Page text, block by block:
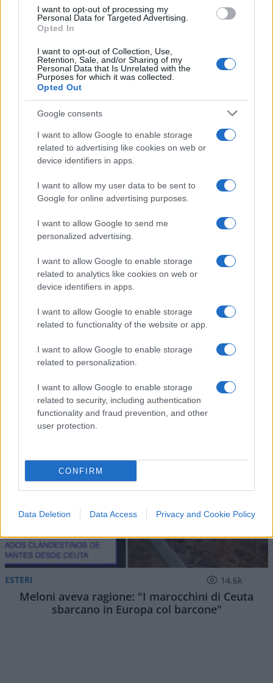
I want to opt-out of processing my
Personal Data for Targeted Advertising.
Opted In
I want to opt-out of Collection, Use,
Retention, Sale, and/or Sharing of my
Personal Data that Is Unrelated with the
Purposes for which it was collected.
Opted Out
Google consents
I want to allow Google to enable storage
related to advertising like cookies on web or
device identifiers in apps.
I want to allow my user data to be sent to
Google for online advertising purposes.
I want to allow Google to send me
personalized advertising.
I want to allow Google to enable storage
related to analytics like cookies on web or
device identifiers in apps.
I want to allow Google to enable storage
related to functionality of the website or app.
I want to allow Google to enable storage
related to personalization.
I want to allow Google to enable storage
related to security, including authentication
functionality and fraud prevention, and other
user protection.
CONFIRM
Data Deletion Data Access Privacy and Cookie Policy
RReagan79
1 Maggio 2026, 1:13 1:13
Bene. Ora Nordio non indietreggi e porti in tribunale questo
diffamatore seriale. Adesso basta. Se c’è un giudice a Berlino
è una condanna scontata. Se fosse assolto sarebbe ancora
più lampante che giudici da circo ci ritroviamo.
Carica altri commenti
IL PIÙ LETTO DEL MESE
ESTERI 14.6k
Meloni aveva ragione: "I marocchini di Ceuta
sbarcano in Europa col barcone"